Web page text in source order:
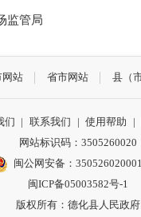
监管局
网站 省市网站 县（
们 | 联系我们 | 使用帮助 |
网站标识码：3505260020
闽公网安备：
闽ICP备05003582号-1
版权所有：德化县人民政府